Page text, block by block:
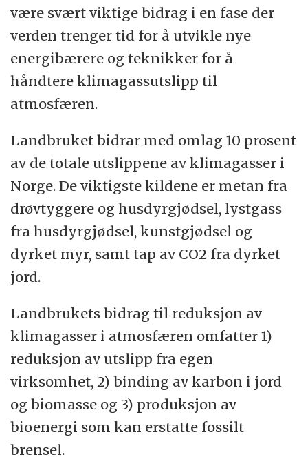
være svært viktige bidrag i en fase der
verden trenger tid for å utvikle nye
energibærere og teknikker for å
håndtere klimagassutslipp til
atmosfæren.
Landbruket bidrar med omlag 10 prosent
av de totale utslippene av klimagasser i
Norge. De viktigste kildene er metan fra
drøvtyggere og husdyrgjødsel, lystgass
fra husdyrgjødsel, kunstgjødsel og
dyrket myr, samt tap av CO2 fra dyrket
jord.
Landbrukets bidrag til reduksjon av
klimagasser i atmosfæren omfatter 1)
reduksjon av utslipp fra egen
virksomhet, 2) binding av karbon i jord
og biomasse og 3) produksjon av
bioenergi som kan erstatte fossilt
brensel.